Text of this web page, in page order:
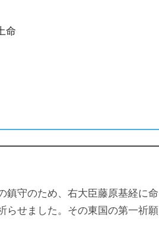
命
鎮守のため、右大臣藤原基経に命
らせました。その東国の第一祈願